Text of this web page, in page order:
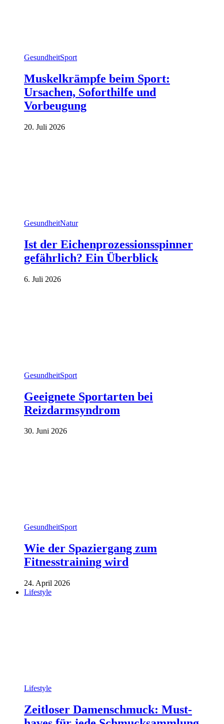
GesundheitSport
Muskelkrämpfe beim Sport:
Ursachen, Soforthilfe und
Vorbeugung
20. Juli 2026
GesundheitNatur
Ist der Eichenprozessionsspinner
gefährlich? Ein Überblick
6. Juli 2026
GesundheitSport
Geeignete Sportarten bei
Reizdarmsyndrom
30. Juni 2026
GesundheitSport
Wie der Spaziergang zum
Fitnesstraining wird
24. April 2026
Lifestyle
Lifestyle
Zeitloser Damenschmuck: Must-